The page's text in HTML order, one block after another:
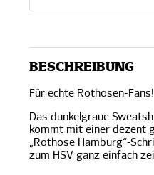
BESCHREIBUNG
Für echte Rothosen-Fans!
Das dunkelgraue
kommt mit einer dezent
„Rothose Hamburg“-
zum HSV ganz einfach